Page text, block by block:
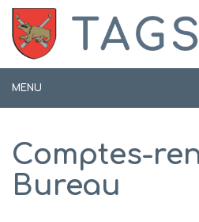
MENU
Comptes-
Bureau
Panneau de gestion des cookies